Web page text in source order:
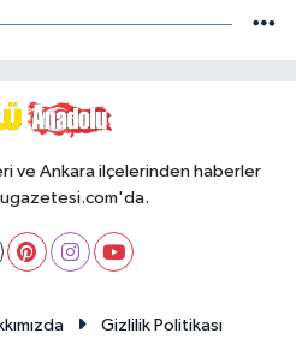
ve Ankara ilçelerinden haberler
Gizlilik Politikası